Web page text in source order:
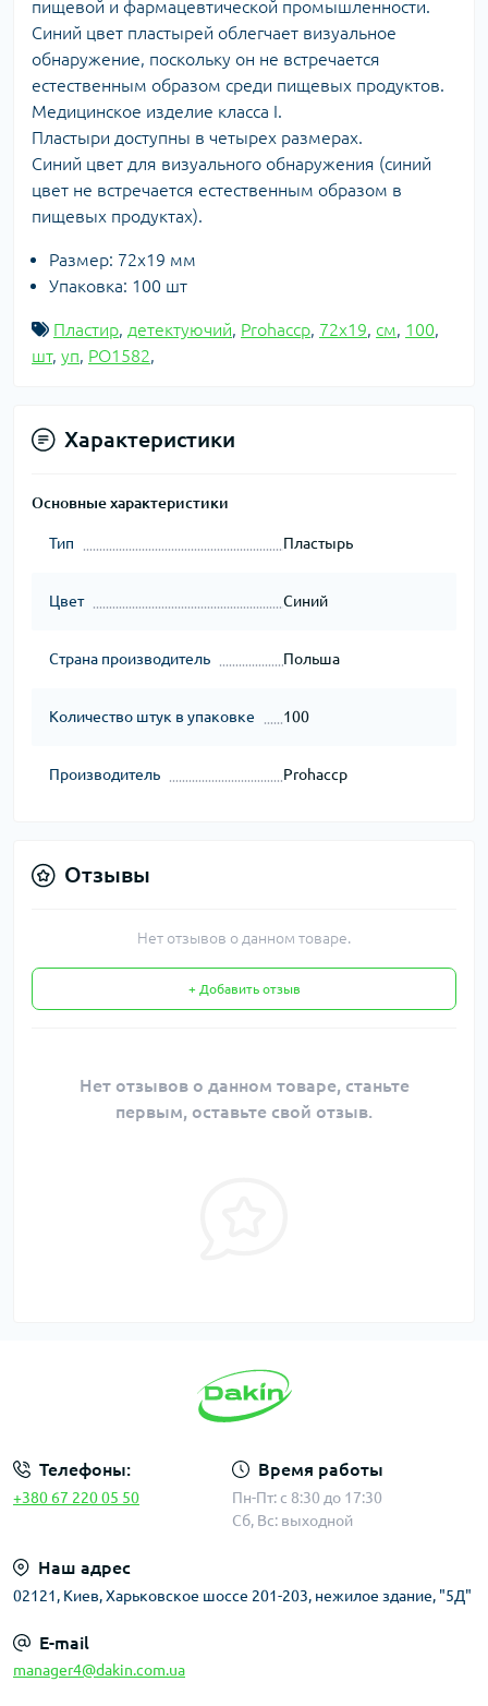
пищевой и фармацевтической промышленности.
Синий цвет пластырей облегчает визуальное
обнаружение, поскольку он не встречается
естественным образом среди пищевых продуктов.
Медицинское изделие класса I.
Пластыри доступны в четырех размерах.
Синий цвет для визуального обнаружения (синий
цвет не встречается естественным образом в
пищевых продуктах).
Размер: 72х19 мм
Упаковка: 100 шт
Пластир, детектуючий, Prohaccp, 72х19, см, 100,
шт, уп, PO1582,
Характеристики
Основные характеристики
Тип Пластырь
Цвет Синий
Страна производитель Польша
Количество штук в упаковке 100
Производитель Prohaccp
Отзывы
Нет отзывов о данном товаре.
+ Добавить отзыв
Нет отзывов о данном товаре, станьте
первым, оставьте свой отзыв.
Телефоны:
+380 67 220 05 50
Время работы
Пн-Пт: с 8:30 до 17:30
Сб, Вс: выходной
Наш адрес
02121, Киев, Харьковское шоссе 201-203, нежилое здание, "5Д"
E-mail
manager4@dakin.com.ua